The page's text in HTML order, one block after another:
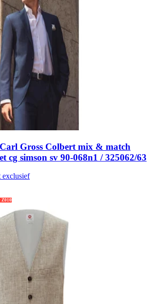
Carl Gross Colbert mix & match
cg simson sv 90-068n1 / 325062/63
exclusief
Z010